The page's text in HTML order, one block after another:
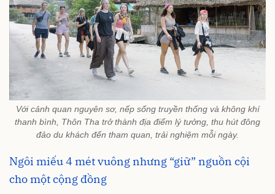
Với cảnh quan nguyên sơ, nếp sống truyền thống và không khí
thanh bình, Thôn Tha trở thành địa điểm lý tưởng, thu hút đông
đảo du khách đến tham quan, trải nghiệm mỗi ngày.
Ngôi miếu 4 mét vuông nhưng “giữ” nguồn cội
cho một cộng đồng